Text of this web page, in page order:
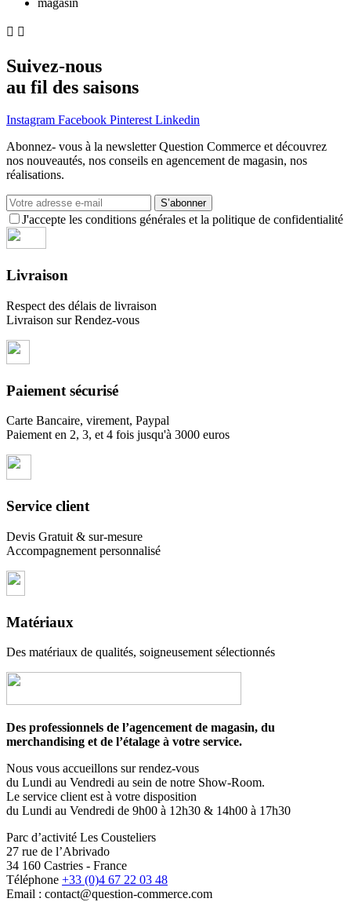
 
Suivez-nous
au fil des saisons
Instagram Facebook Pinterest Linkedin
Abonnez- vous à la newsletter Question Commerce et découvrez
nos nouveautés, nos conseils en agencement de magasin, nos
réalisations.
S’abonner
J'accepte les conditions générales et la politique de confidentialité
Livraison
Respect des délais de livraison
Livraison sur Rendez-vous
Paiement sécurisé
Carte Bancaire, virement, Paypal
Paiement en 2, 3, et 4 fois jusqu'à 3000 euros
Service client
Devis Gratuit & sur-mesure
Accompagnement personnalisé
Matériaux
Des matériaux de qualités, soigneusement sélectionnés
Des professionnels de l’agencement de magasin, du
merchandising et de l’étalage à votre service.
Nous vous accueillons sur rendez-vous
du Lundi au Vendredi au sein de notre Show-Room.
Le service client est à votre disposition
du Lundi au Vendredi de 9h00 à 12h30 & 14h00 à 17h30
Parc d’activité Les Cousteliers
27 rue de l’Abrivado
34 160 Castries - France
Téléphone +33 (0)4 67 22 03 48
Email : contact@question-commerce.com